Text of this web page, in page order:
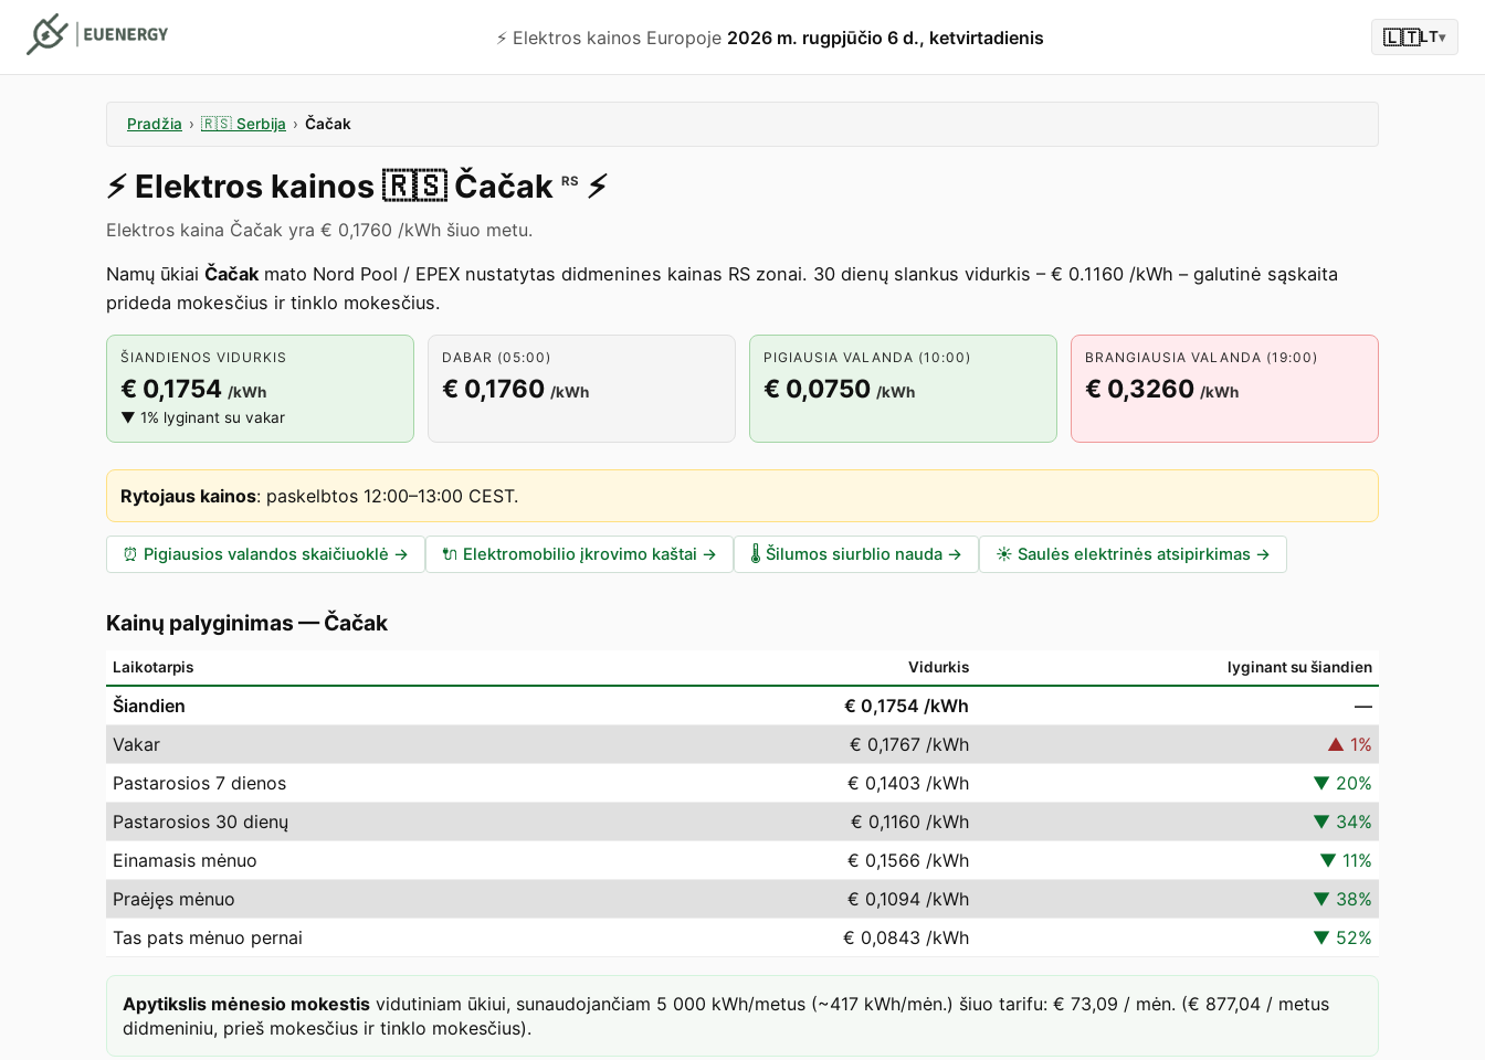
⚡️ Elektros kainos Europoje 2026 m. rugpjūčio 6 d., ketvirtadienis 🇱🇹LT▾
Pradžia › 🇷🇸 Serbija › Čačak
⚡️ Elektros kainos 🇷🇸 Čačak RS ⚡️
Elektros kaina Čačak yra € 0,1760 /kWh šiuo metu.
Namų ūkiai Čačakmato Nord Pool / EPEX nustatytas didmenines kainas RS zonai. 30 dienų slankus vidurkis – € 0.1160 /kWh – galutinė sąskaita
prideda mokesčius ir tinklo mokesčius.
ŠIANDIENOS VIDURKIS
€ 0,1754 /kWh
▼ 1% lyginant su vakar
DABAR (05:00)
€ 0,1760 /kWh
PIGIAUSIA VALANDA (10:00)
€ 0,0750 /kWh
BRANGIAUSIA VALANDA (19:00)
€ 0,3260 /kWh
Rytojaus kainos: paskelbtos 12:00–13:00 CEST.
⏰ Pigiausios valandos skaičiuoklė → 🔌 Elektromobilio įkrovimo kaštai → 🌡️ Šilumos siurblio nauda → ☀️ Saulės elektrinės atsipirkimas →
Kainų palyginimas —Čačak
Laikotarpis Vidurkis lyginant su šiandien
Šiandien € 0,1754 /kWh
—
Vakar
€ 0,1767 /kWh ▲ 1%
Pastarosios 7 dienos
€ 0,1403 /kWh ▼ 20%
Pastarosios 30 dienų
€ 0,1160 /kWh ▼ 34%
Einamasis mėnuo
€ 0,1566 /kWh ▼ 11%
Praėjęs mėnuo
€ 0,1094 /kWh ▼ 38%
Tas pats mėnuo pernai
€ 0,0843 /kWh ▼ 52%
Apytikslis mėnesio mokestis vidutiniam ūkiui, sunaudojančiam 5 000 kWh/metus (~417 kWh/mėn.) šiuo tarifu: € 73,09 / mėn. (€ 877,04 / metus
didmeniniu, prieš mokesčius ir tinklo mokesčius).